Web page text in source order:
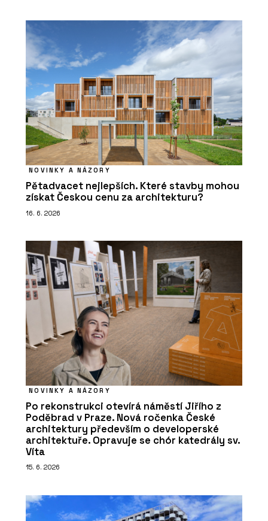
NOVINKY A NÁZORY
Pětadvacet nejlepších. Které stavby mohou
získat Českou cenu za architekturu?
16. 6. 2026
NOVINKY A NÁZORY
Po rekonstrukci otevírá náměstí Jiřího z
Poděbrad v Praze. Nová ročenka České
architektury především o developerské
architektuře. Opravuje se chór katedrály sv.
Víta
15. 6. 2026